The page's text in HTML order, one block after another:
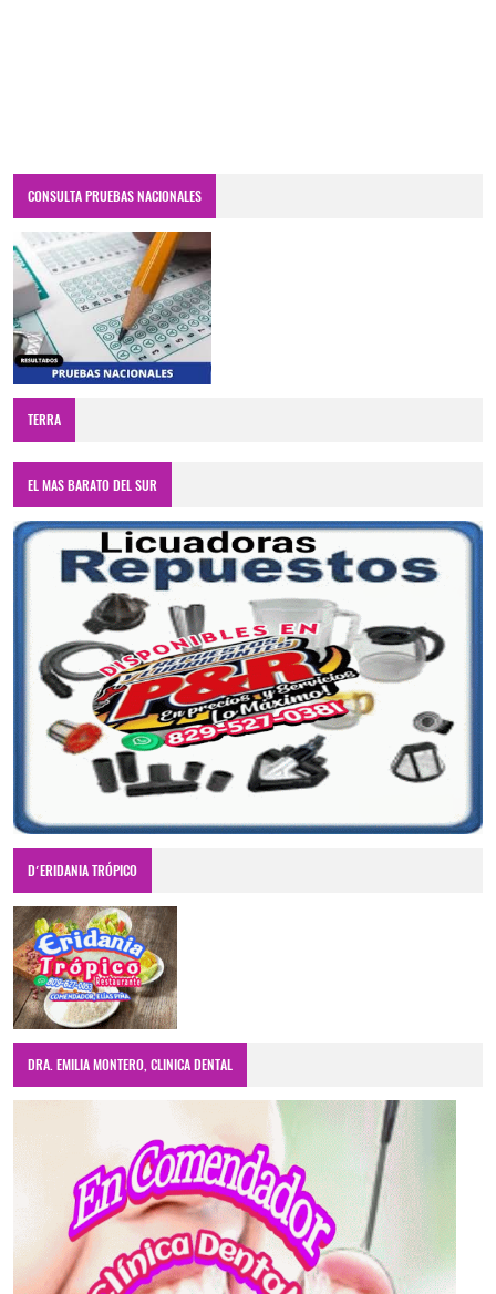
CONSULTA PRUEBAS NACIONALES
TERRA
EL MAS BARATO DEL SUR
D´ERIDANIA TRÓPICO
DRA. EMILIA MONTERO, CLINICA DENTAL